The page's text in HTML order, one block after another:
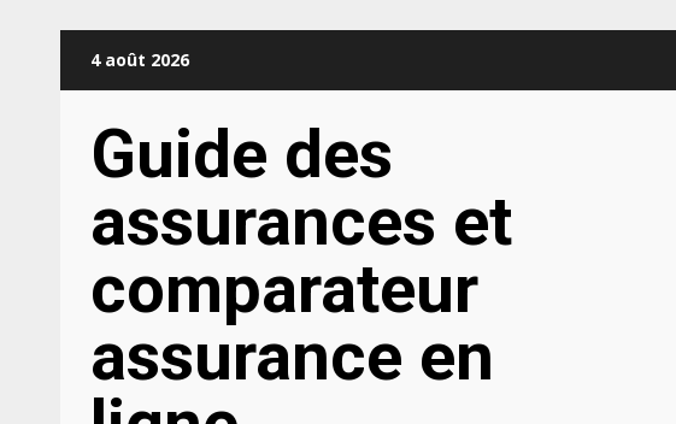
4 août 2026
Guide des
assurances et
comparateur
assurance en